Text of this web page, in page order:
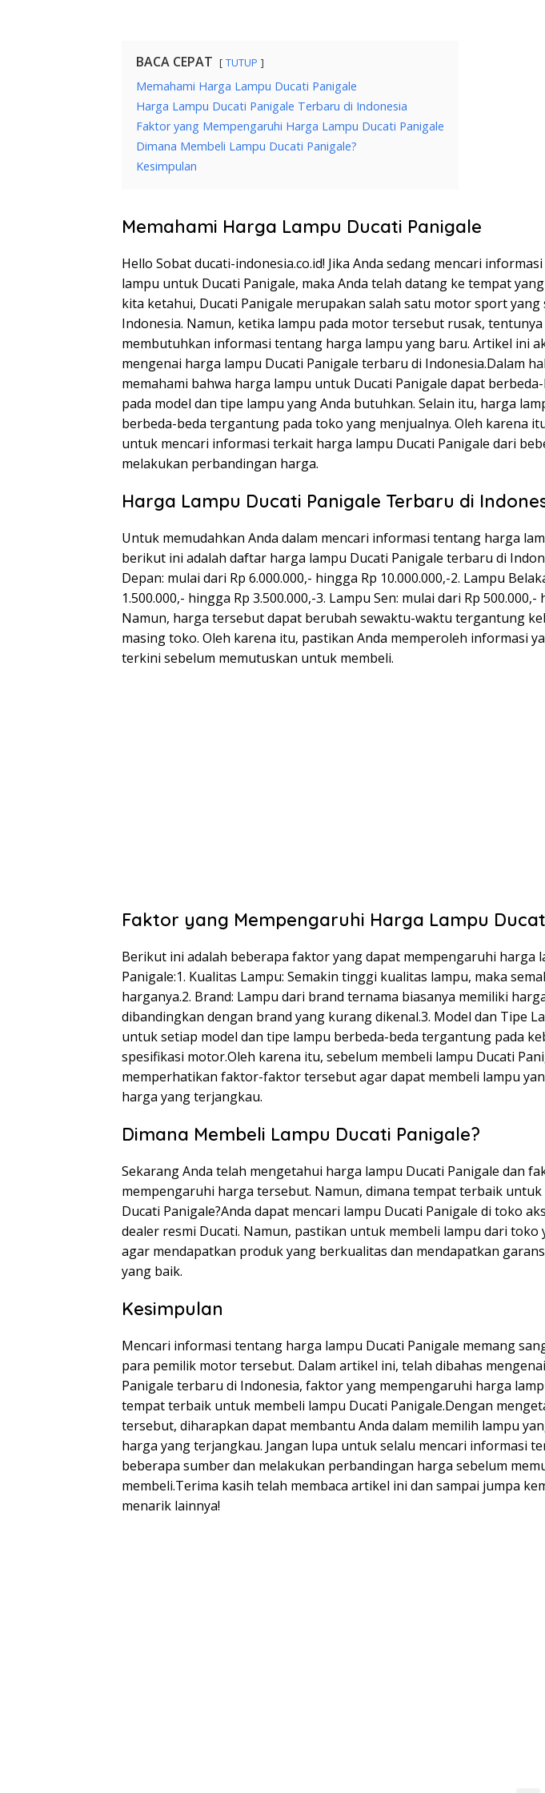
BACA CEPAT TUTUP
Memahami Harga Lampu Ducati Panigale
Harga Lampu Ducati Panigale Terbaru di Indonesia
Faktor yang Mempengaruhi Harga Lampu Ducati Panigale
Dimana Membeli Lampu Ducati Panigale?
Kesimpulan
Memahami Harga Lampu Ducati Panigale
Hello Sobat ducati-indonesia.co.id! Jika Anda sedang mencari
lampu untuk Ducati Panigale, maka Anda telah datang ke tempat
kita ketahui, Ducati Panigale merupakan salah satu motor sport
Indonesia. Namun, ketika lampu pada motor tersebut rusak,
membutuhkan informasi tentang harga lampu yang baru. Artikel ini
mengenai harga lampu Ducati Panigale terbaru di Indonesia.Dalam
memahami bahwa harga lampu untuk Ducati Panigale dapat
pada model dan tipe lampu yang Anda butuhkan. Selain itu, harga
berbeda-beda tergantung pada toko yang menjualnya. Oleh karena
untuk mencari informasi terkait harga lampu Ducati Panigale dari
melakukan perbandingan harga.
Harga Lampu Ducati Panigale Terbaru di
Untuk memudahkan Anda dalam mencari informasi tentang harga
berikut ini adalah daftar harga lampu Ducati Panigale terbaru di
Depan: mulai dari Rp 6.000.000,- hingga Rp 10.000.000,-2. Lampu
1.500.000,- hingga Rp 3.500.000,-3. Lampu Sen: mulai dari Rp 500.000,-
Namun, harga tersebut dapat berubah sewaktu-waktu tergantung
masing toko. Oleh karena itu, pastikan Anda memperoleh informasi
terkini sebelum memutuskan untuk membeli.
Faktor yang Mempengaruhi Harga Lampu
Berikut ini adalah beberapa faktor yang dapat mempengaruhi harga
Panigale:1. Kualitas Lampu: Semakin tinggi kualitas lampu, maka
harganya.2. Brand: Lampu dari brand ternama biasanya memiliki
dibandingkan dengan brand yang kurang dikenal.3. Model dan Tipe
untuk setiap model dan tipe lampu berbeda-beda tergantung pada
spesifikasi motor.Oleh karena itu, sebelum membeli lampu Ducati
memperhatikan faktor-faktor tersebut agar dapat membeli lampu
harga yang terjangkau.
Dimana Membeli Lampu Ducati Panigale?
Sekarang Anda telah mengetahui harga lampu Ducati Panigale dan
mempengaruhi harga tersebut. Namun, dimana tempat terbaik untuk
Ducati Panigale?Anda dapat mencari lampu Ducati Panigale di toko
dealer resmi Ducati. Namun, pastikan untuk membeli lampu dari toko
agar mendapatkan produk yang berkualitas dan mendapatkan
yang baik.
Kesimpulan
Mencari informasi tentang harga lampu Ducati Panigale memang
para pemilik motor tersebut. Dalam artikel ini, telah dibahas
Panigale terbaru di Indonesia, faktor yang mempengaruhi harga
tempat terbaik untuk membeli lampu Ducati Panigale.Dengan
tersebut, diharapkan dapat membantu Anda dalam memilih lampu
harga yang terjangkau. Jangan lupa untuk selalu mencari informasi
beberapa sumber dan melakukan perbandingan harga sebelum
membeli.Terima kasih telah membaca artikel ini dan sampai jumpa
menarik lainnya!